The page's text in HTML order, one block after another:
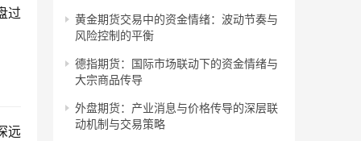
过
远
黄金期货交易中的资金情绪：波动节奏与
风险控制的平衡
德指期货：国际市场联动下的资金情绪与
大宗商品传导
外盘期货：产业消息与价格传导的深层联
动机制与交易策略